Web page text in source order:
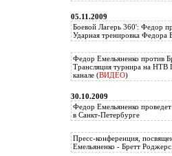
05.11.2009
Боевой Лагерь 360': Федор
Ударная тренировка Федора
Федор Емельяненко против
Трансляция турнира на
канале (ВИДЕО)
30.10.2009
Федор Емельяненко
в Санкт-Петербурге
Пресс-конференция,
Емельяненко - Бретт